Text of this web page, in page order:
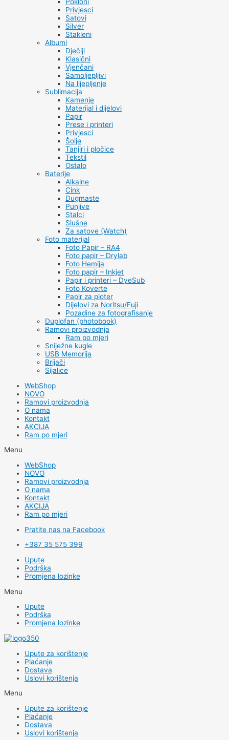
Privjesci
Satovi
Silver
Stakleni
Albumi
Dječiji
Klasični
Vjenčani
Samoljepljivi
Na lijepljenje
Sublimacija
Kamenje
Materijal i dijelovi
Papir
Prese i printeri
Privjesci
Šolje
Tanjiri i pločice
Tekstil
Ostalo
Baterije
Alkalne
Cink
Dugmaste
Punjive
Stalci
Slušne
Za satove (Watch)
Foto materijal
Foto Papir – RA4
Foto papir – Drylab
Foto Hemija
Foto papir – Inkjet
Papir i printeri – DyeSub
Foto Koverte
Papir za ploter
Dijelovi za Noritsu/Fuji
Pozadine za fotografisanje
Duplofan (photobook)
Ramovi proizvodnja
Ram po mjeri
Sniježne kugle
USB Memorija
Brijači
Sijalice
WebShop
NOVO
Ramovi proizvodnja
O nama
Kontakt
AKCIJA
Ram po mjeri
Menu
WebShop
NOVO
Ramovi proizvodnja
O nama
Kontakt
AKCIJA
Ram po mjeri
Pratite nas na Facebook
+387 35 575 399
Upute
Podrška
Promjena lozinke
Menu
Upute
Podrška
Promjena lozinke
Upute za korištenje
Plaćanje
Dostava
Uslovi korištenja
Menu
Upute za korištenje
Plaćanje
Dostava
Uslovi korištenja